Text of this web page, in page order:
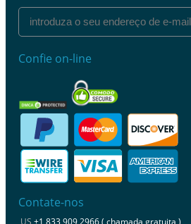
Confie on-line
Contate-nos
US +1 833 909 2966 ( chamada gratuita )